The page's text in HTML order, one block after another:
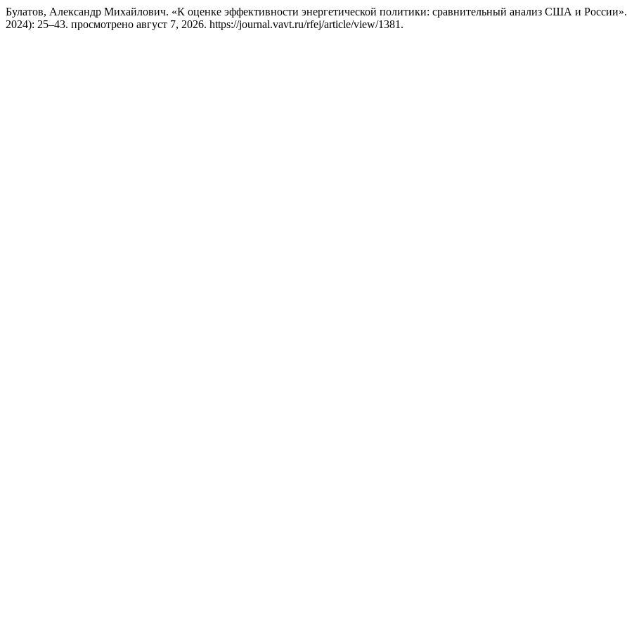
Булатов, Александр Михайлович. «К оценке эффективности энергетической политики: сравнительный анализ США и России».
2024): 25–43. просмотрено август 7, 2026. https://journal.vavt.ru/rfej/article/view/1381.